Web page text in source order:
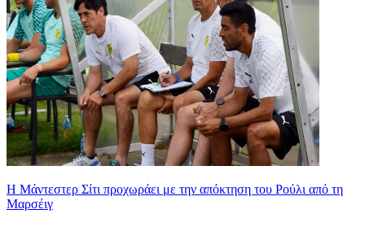
Η Μάντεστερ Σίτι προχωράει με την απόκτηση του Ρούλι από τη
Μαρσέιγ